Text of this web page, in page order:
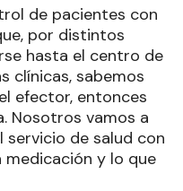
de pacientes con
por distintos
hasta el centro de
clínicas, sabemos
efector, entonces
Nosotros vamos a
servicio de salud con
medicación y lo que